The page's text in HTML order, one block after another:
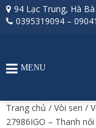
94 Lạc Trung, Hà
0395319094 –
MENU
Trang chủ / Vòi sen /
27986IGO – Thanh